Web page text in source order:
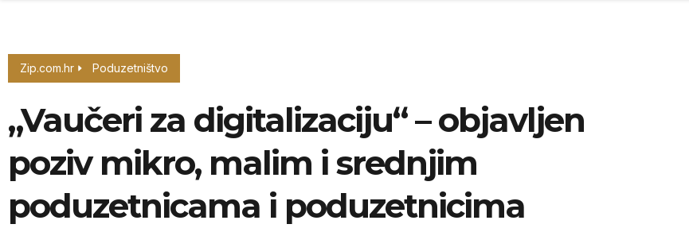
Zip.com.hr Poduzetništvo
„Vaučeri za digitalizaciju“ – objavljen
poziv mikro, malim i srednjim
poduzetnicama i poduzetnicima